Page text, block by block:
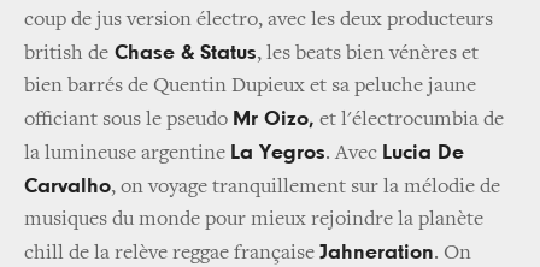
coup de jus version électro, avec les deux producteurs
british de Chase & Status, les beats bien vénères et
bien barrés de Quentin Dupieux et sa peluche jaune
officiant sous le pseudo Mr Oizo, et l'électrocumbia de
la lumineuse argentine La Yegros. Avec Lucia De
Carvalho, on voyage tranquillement sur la mélodie de
musiques du monde pour mieux rejoindre la planète
chill de la relève reggae française Jahneration. On